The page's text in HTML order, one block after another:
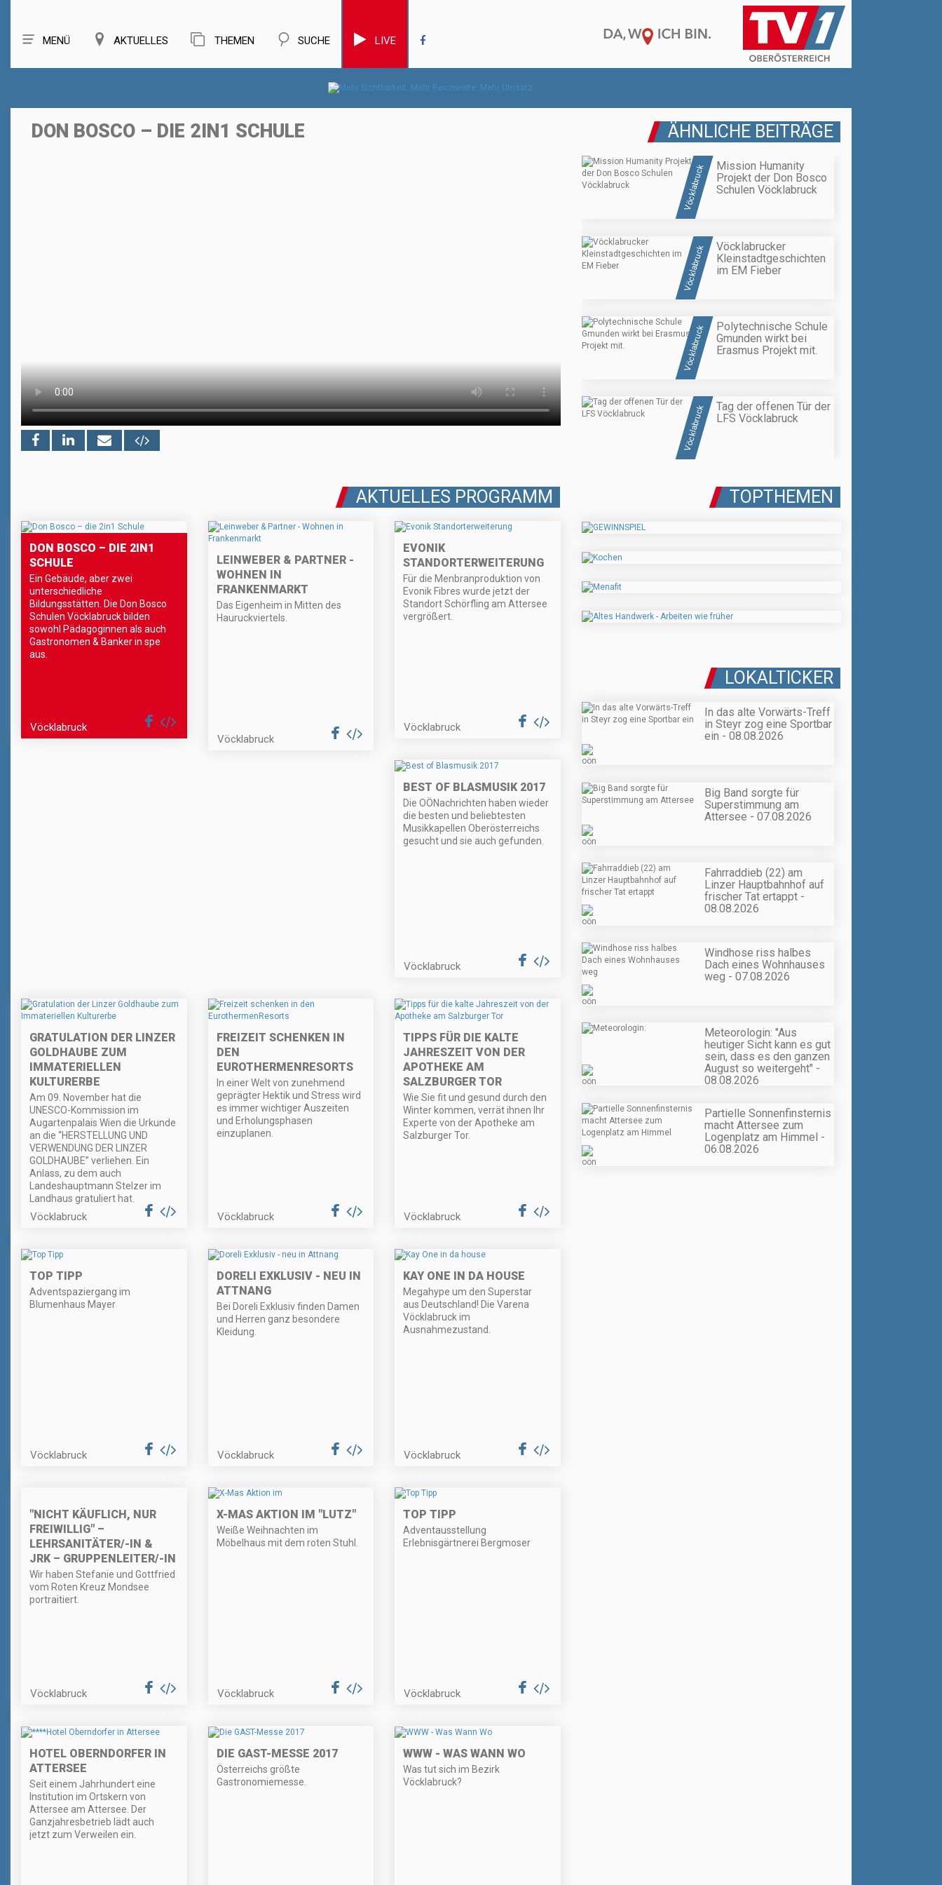
MENÜ AKTUELLES THEMEN SUCHE LIVE
DON BOSCO – DIE 2IN1 SCHULE ÄHNLICHE BEITRÄGE
Vöcklabruck
Mission Humanity
Projekt der Don Bosco
Schulen Vöcklabruck
Vöcklabruck
Vöcklabrucker
Kleinstadtgeschichten
im EM Fieber
Vöcklabruck
Polytechnische Schule
Gmunden wirkt bei
Erasmus Projekt mit.
Vöcklabruck
Tag der offenen Tür der
LFS Vöcklabruck
AKTUELLES PROGRAMM
DON BOSCO – DIE 2IN1
SCHULE
Ein Gebäude, aber zwei
unterschiedliche
Bildungsstätten. Die Don Bosco
Schulen Vöcklabruck bilden
sowohl Pädagoginnen als auch
Gastronomen & Banker in spe
aus.
Vöcklabruck
LEINWEBER & PARTNER -
WOHNEN IN
FRANKENMARKT
Das Eigenheim in Mitten des
Hauruckviertels.
Vöcklabruck
EVONIK
STANDORTERWEITERUNG
Für die Menbranproduktion von
Evonik Fibres wurde jetzt der
Standort Schörfling am Attersee
vergrößert.
Vöcklabruck
BEST OF BLASMUSIK 2017
Die OÖNachrichten haben wieder
die besten und beliebtesten
Musikkapellen Oberösterreichs
gesucht und sie auch gefunden.
Vöcklabruck
GRATULATION DER LINZER
GOLDHAUBE ZUM
IMMATERIELLEN
KULTURERBE
Am 09. November hat die
UNESCO-Kommission im
Augartenpalais Wien die Urkunde
an die “HERSTELLUNG UND
VERWENDUNG DER LINZER
GOLDHAUBE” verliehen. Ein
Anlass, zu dem auch
Landeshauptmann Stelzer im
Landhaus gratuliert hat.
Vöcklabruck
FREIZEIT SCHENKEN IN
DEN
EUROTHERMENRESORTS
In einer Welt von zunehmend
geprägter Hektik und Stress wird
es immer wichtiger Auszeiten
und Erholungsphasen
einzuplanen.
Vöcklabruck
TIPPS FÜR DIE KALTE
JAHRESZEIT VON DER
APOTHEKE AM
SALZBURGER TOR
Wie Sie fit und gesund durch den
Winter kommen, verrät ihnen Ihr
Experte von der Apotheke am
Salzburger Tor.
Vöcklabruck
TOP TIPP
Adventspaziergang im
Blumenhaus Mayer
Vöcklabruck
DORELI EXKLUSIV - NEU IN
ATTNANG
Bei Doreli Exklusiv finden Damen
und Herren ganz besondere
Kleidung.
Vöcklabruck
KAY ONE IN DA HOUSE
Megahype um den Superstar
aus Deutschland! Die Varena
Vöcklabruck im
Ausnahmezustand.
Vöcklabruck
"NICHT KÄUFLICH, NUR
FREIWILLIG" –
LEHRSANITÄTER/-IN &
JRK – GRUPPENLEITER/-IN
Wir haben Stefanie und Gottfried
vom Roten Kreuz Mondsee
portraitiert.
Vöcklabruck
X-MAS AKTION IM "LUTZ"
Weiße Weihnachten im
Möbelhaus mit dem roten Stuhl.
Vöcklabruck
TOP TIPP
Adventausstellung
Erlebnisgärtnerei Bergmoser
Vöcklabruck
HOTEL OBERNDORFER IN
ATTERSEE
Seit einem Jahrhundert eine
Institution im Ortskern von
Attersee am Attersee. Der
Ganzjahresbetrieb lädt auch
jetzt zum Verweilen ein.
DIE GAST-MESSE 2017
Österreichs größte
Gastronomiemesse.
WWW - WAS WANN WO
Was tut sich im Bezirk
Vöcklabruck?
TOPTHEMEN
LOKALTICKER
In das alte Vorwärts-Treff
in Steyr zog eine Sportbar
ein - 08.08.2026
Big Band sorgte für
Superstimmung am
Attersee - 07.08.2026
Fahrraddieb (22) am
Linzer Hauptbahnhof auf
frischer Tat ertappt -
08.08.2026
Windhose riss halbes
Dach eines Wohnhauses
weg - 07.08.2026
Meteorologin: "Aus
heutiger Sicht kann es gut
sein, dass es den ganzen
August so weitergeht" -
08.08.2026
Partielle Sonnenfinsternis
macht Attersee zum
Logenplatz am Himmel -
06.08.2026